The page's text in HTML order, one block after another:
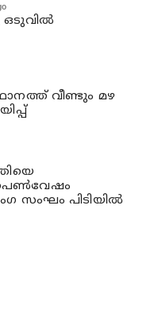
ഒടുവിൽ
വീണ്ടും മഴ
സംഘം പിടിയില്‍